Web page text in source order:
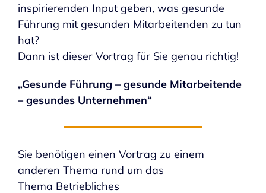
inspirierenden Input geben, was gesunde
Führung mit gesunden Mitarbeitenden zu tun
hat?
Dann ist dieser Vortrag für Sie genau richtig!
„Gesunde Führung – gesunde Mitarbeitende
– gesundes Unternehmen“
Sie benötigen einen Vortrag zu einem
anderen Thema rund um das
Thema Betriebliches